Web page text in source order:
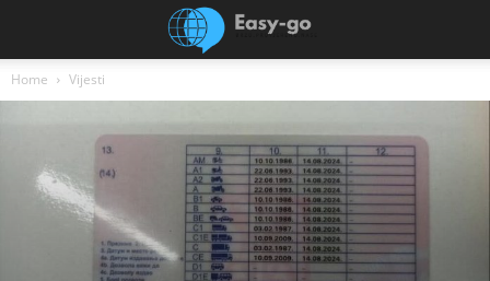
Home Vijesti